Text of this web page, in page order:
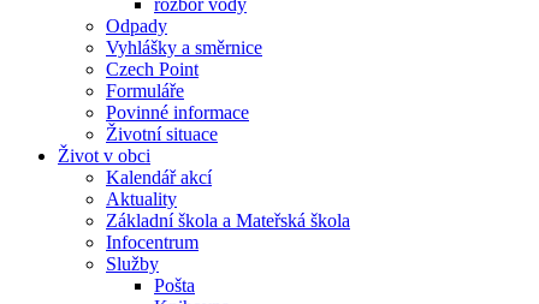
rozbor vody
Odpady
Vyhlášky a směrnice
Czech Point
Formuláře
Povinné informace
Životní situace
Život v obci
Kalendář akcí
Aktuality
Základní škola a Mateřská škola
Infocentrum
Služby
Pošta